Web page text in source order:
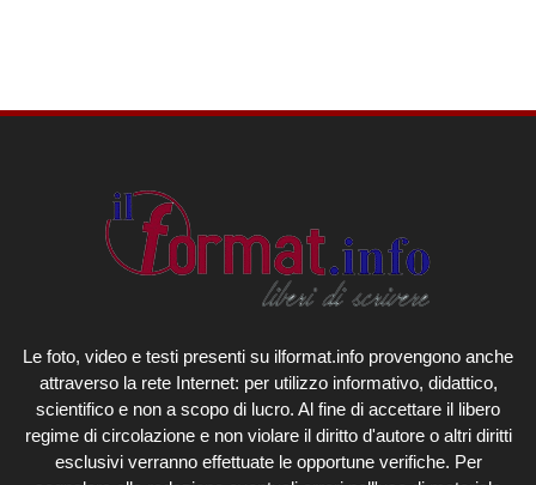
Le foto, video e testi presenti su ilformat.info provengono anche
attraverso la rete Internet: per utilizzo informativo, didattico,
scientifico e non a scopo di lucro. Al fine di accettare il libero
regime di circolazione e non violare il diritto d'autore o altri diritti
esclusivi verranno effettuate le opportune verifiche. Per